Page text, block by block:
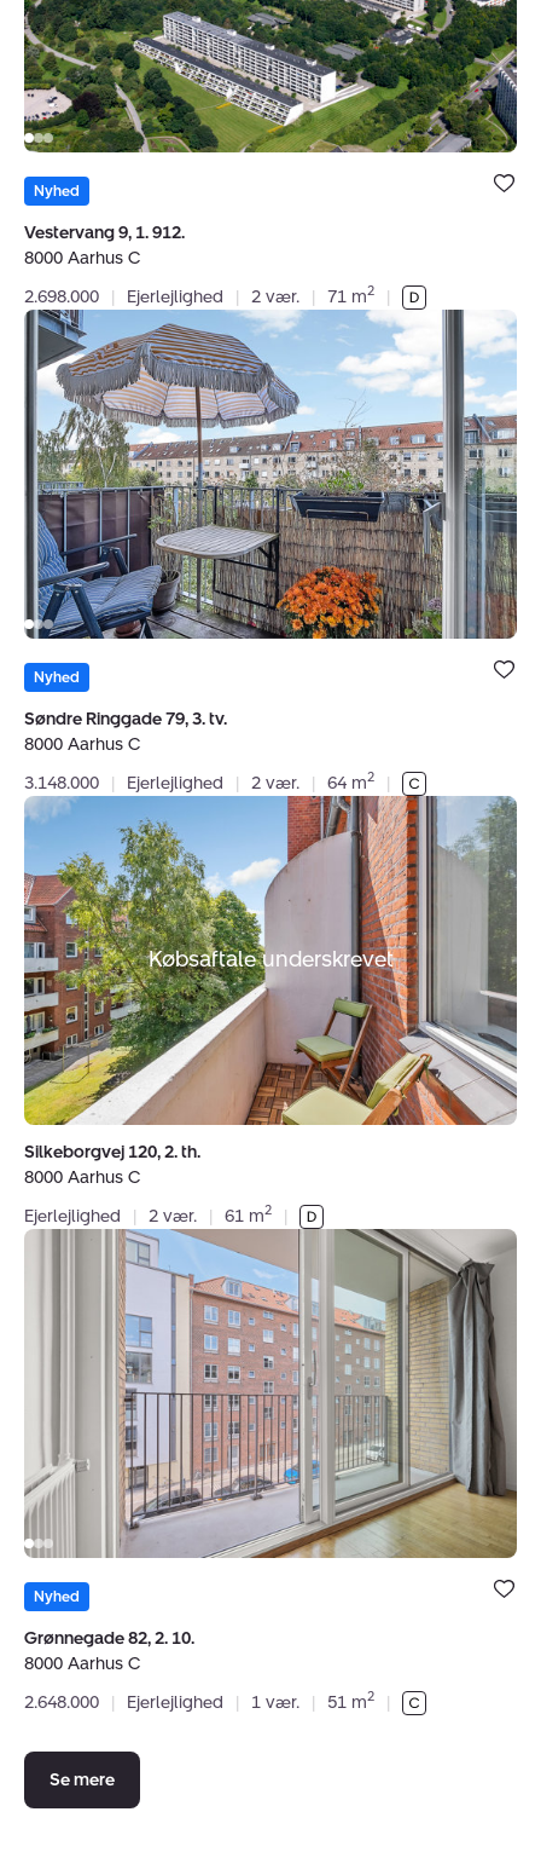
Aarhus
C
Bolig er
under dine
Nyhed
Vestervang 9, 1. 912.
8000 Aarhus C
2.698.000
| Ejerlejlighed | 2 vær. | 71 m2 |
Ejerlejlighed:
Søndre
Ringgade
3.
tv.,
8000
Aarhus
C
Bolig er
under dine
Nyhed
Søndre Ringgade 79, 3. tv.
8000 Aarhus C
3.148.000
| Ejerlejlighed | 2 vær. | 64 m2 |
Ejerlejlighed:
Silkeborgvej
120,
2.
th.,
8000
Aarhus
C
Købsaftale underskrevet
Silkeborgvej 120, 2. th.
8000 Aarhus C
Ejerlejlighed
| 2 vær. | 61 m2 |
Ejerlejlighed:
Grønnegade
Bolig er
under dine
Nyhed
Grønnegade 82, 2. 10.
8000 Aarhus C
2.648.000
| Ejerlejlighed | 1 vær. | 51 m2 |
Se mere